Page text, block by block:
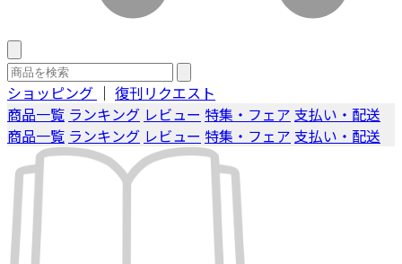
ショッピング ｜ 復刊リクエスト
商品一覧 ランキング レビュー 特集・フェア 支払い・配送
商品一覧 ランキング レビュー 特集・フェア 支払い・配送